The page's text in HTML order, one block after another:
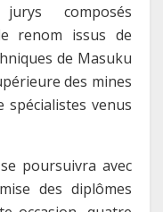
composés
renom issus de
de Masuku
des mines
spécialistes venus
poursuivra avec
des diplômes